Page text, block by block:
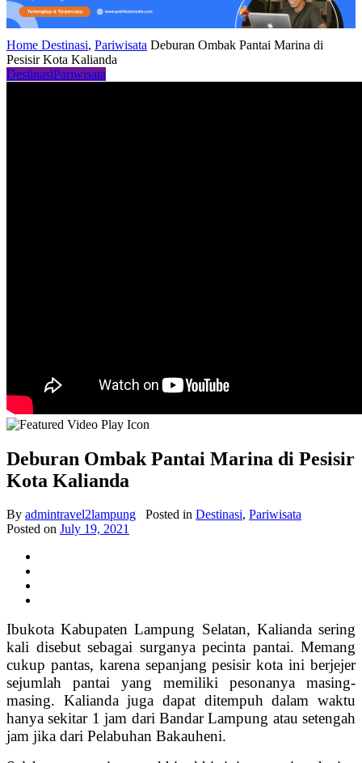
Home Destinasi, Pariwisata Deburan Ombak Pantai Marina di
Pesisir Kota Kalianda
DestinasiPariwisata
Deburan Ombak Pantai Marina di Pesisir
Kota Kalianda
By admintravel2lampung Posted in Destinasi, Pariwisata
Posted on July 19, 2021
Ibukota Kabupaten Lampung Selatan, Kalianda sering
kali disebut sebagai surganya pecinta pantai. Memang
cukup pantas, karena sepanjang pesisir kota ini berjejer
sejumlah pantai yang memiliki pesonanya masing-
masing. Kalianda juga dapat ditempuh dalam waktu
hanya sekitar 1 jam dari Bandar Lampung atau setengah
jam jika dari Pelabuhan Bakauheni.